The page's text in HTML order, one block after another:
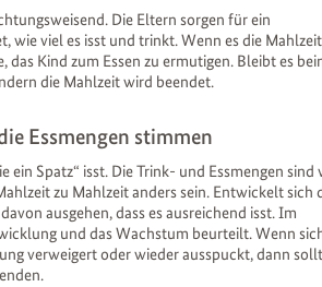
Die Eltern sorgen für ein
wie viel es isst und trinkt. Wenn es die Mahlzeit
Kind zum Essen zu ermutigen. Bleibt es
die Mahlzeit wird beendet.
Essmengen stimmen
ein Spatz“ isst. Die Trink- und Essmengen sind
zu Mahlzeit anders sein. Entwickelt sich
ausgehen, dass es ausreichend isst. Im
und das Wachstum beurteilt. Wenn
verweigert oder wieder ausspuckt, dann